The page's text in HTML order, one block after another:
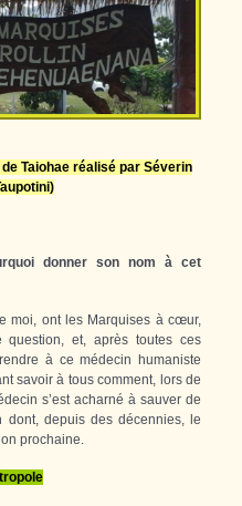
de Taiohae réalisé par Séverin
donner son nom à cet
moi, ont les Marquises à cœur,
question, et, après toutes ces
à ce médecin humaniste
savoir à tous comment, lors de
s’est acharné à sauver de
dont, depuis des décennies, le
prochaine.